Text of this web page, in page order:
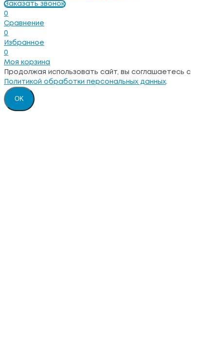
Заказать звонок
0
Сравнение
0
Избранное
0
Моя корзина
Продолжая использовать сайт, вы соглашаетесь с
Политикой обработки персональных данных.
OK